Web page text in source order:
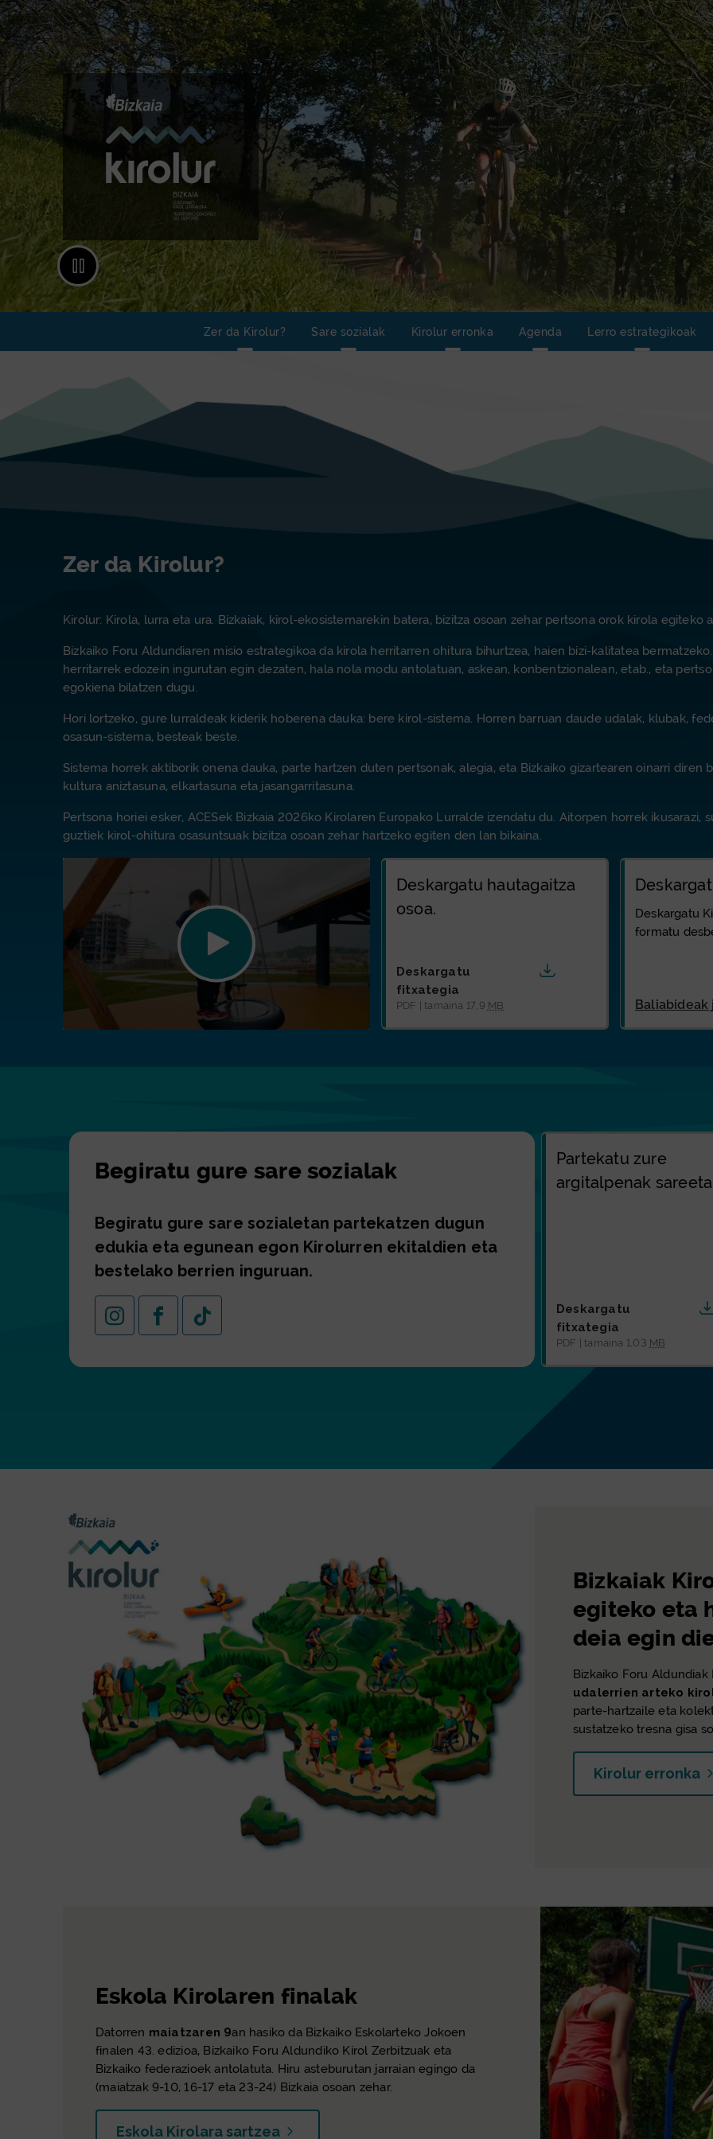
Kirolur. Europako Kirol
Animazioa geldiaraztea
Zer da Kirolur? Sare sozialak Kirolur erronka Agenda Lerro estrategikoak
Zer da Kirolur?
Kirolur: Kirola, lurra eta ura. Bizkaiak, kirol-ekosistemarekin batera, bizitza osoan zehar pertsona orok kirola egiteko
Bizkaiko Foru Aldundiaren misio estrategikoa da kirola herritarren ohitura bihurtzea, haien bizi-kalitatea
herritarrek edozein ingurutan egin dezaten, hala nola modu antolatuan, askean, konbentzionalean, etab., eta
egokiena bilatzen dugu.
Hori lortzeko, gure lurraldeak kiderik hoberena dauka: bere kirol-sistema. Horren barruan daude udalak, klubak,
osasun-sistema, besteak beste.
Sistema horrek aktiborik onena dauka, parte hartzen duten pertsonak, alegia, eta Bizkaiko gizartearen oinarri diren
kultura aniztasuna, elkartasuna eta jasangarritasuna.
Pertsona horiei esker, ACESek Bizkaia 2026ko Kirolaren Europako Lurralde izendatu du. Aitorpen horrek
guztiek kirol-ohitura osasuntsuak bizitza osoan zehar hartzeko egiten den lan bikaina.
Erreproduzitu bideoa
Deskargatu hautagaitza
osoa.
Deskargatu
fitxategia
hautagaitza osoa
PDF | tamaina 17,9 MB
Deskargatu
formatu
Baliabideak
Begiratu gure sare sozialak
Begiratu gure sare sozialetan partekatzen dugun
edukia eta egunean egon Kirolurren ekitaldien eta
bestelako berrien inguruan.
InstagramFacebookTikTok
Partekatu zure
argitalpenak
Deskargatu
fitxategia
PDF | tamaina 1,03 MB
Bizkaiak
egiteko eta
deia egin
Bizkaiko Foru Aldundiak
udalerrien arteko
parte-hartzaile eta
sustatzeko tresna gisa
Kirolur erronka
Eskola Kirolaren finalak
Datorren maiatzaren 9an hasiko da Bizkaiko Eskolarteko Jokoen
finalen 43. edizioa, Bizkaiko Foru Aldundiko Kirol Zerbitzuak eta
Bizkaiko federazioek antolatuta. Hiru asteburutan jarraian egingo da
(maiatzak 9-10, 16-17 eta 23-24) Bizkaia osoan zehar.
Eskola Kirolara sartzea